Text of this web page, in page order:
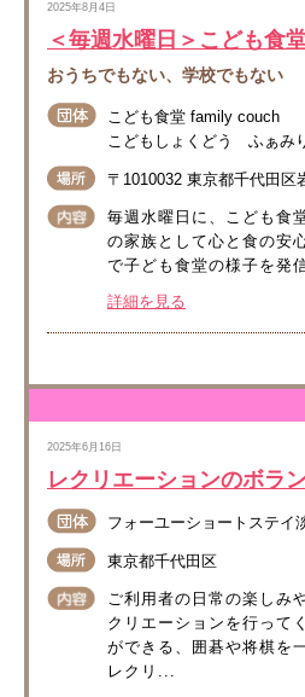
2025年8月4日
＜毎週水曜日＞こども食
おうちでもない、学校でもない
こども食堂 family couch
こどもしょくどう ふぁみ
〒1010032 東京都千代田区
毎週水曜日に、こども食
の家族として心と食の
で子ども食堂の様子を
詳細を見る
2025年6月16日
レクリエーションのボラ
フォーユーショートステイ
東京都千代田区
ご利用者の日常の楽しみ
クリエーションを行って
ができる、囲碁や将棋を
レクリ...